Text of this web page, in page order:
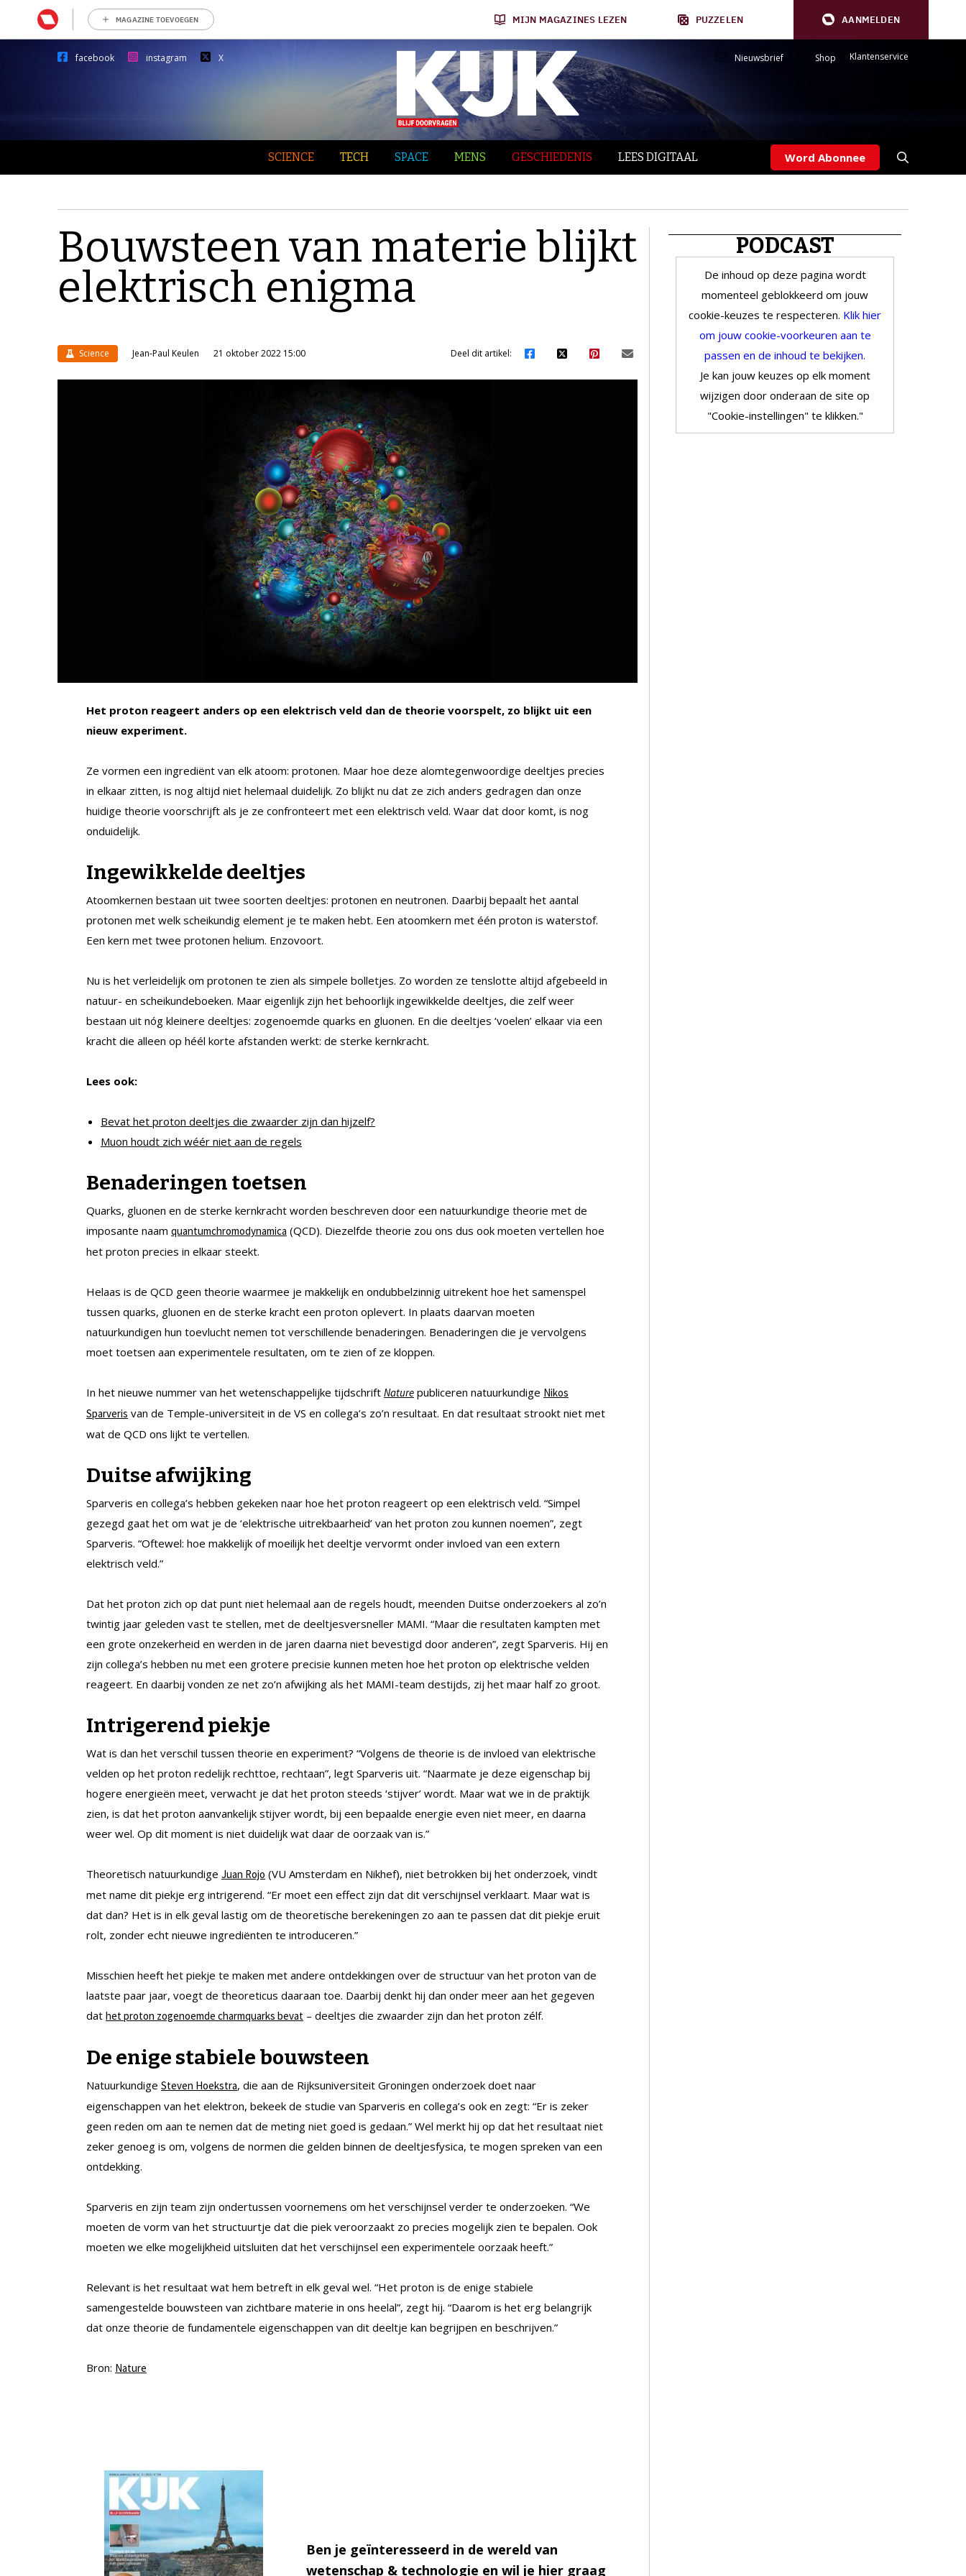
MAGAZINE TOEVOEGEN MIJN MAGAZINES LEZEN PUZZELEN AANMELDEN
facebook instagram X Nieuwsbrief Shop Klantenservice
SCIENCE TECH SPACE MENS GESCHIEDENIS LEES DIGITAAL Word Abonnee
Bouwsteen van materie blijkt
elektrisch enigma
Science Jean-Paul Keulen 21 oktober 2022 15:00 Deel dit artikel:
Het proton reageert anders op een elektrisch veld dan de theorie voorspelt, zo blijkt uit een
nieuw experiment.
Ze vormen een ingrediënt van elk atoom: protonen. Maar hoe deze alomtegenwoordige deeltjes precies
in elkaar zitten, is nog altijd niet helemaal duidelijk. Zo blijkt nu dat ze zich anders gedragen dan onze
huidige theorie voorschrijft als je ze confronteert met een elektrisch veld. Waar dat door komt, is nog
onduidelijk.
Ingewikkelde deeltjes
Atoomkernen bestaan uit twee soorten deeltjes: protonen en neutronen. Daarbij bepaalt het aantal
protonen met welk scheikundig element je te maken hebt. Een atoomkern met één proton is waterstof.
Een kern met twee protonen helium. Enzovoort.
Nu is het verleidelijk om protonen te zien als simpele bolletjes. Zo worden ze tenslotte altijd afgebeeld in
natuur- en scheikundeboeken. Maar eigenlijk zijn het behoorlijk ingewikkelde deeltjes, die zelf weer
bestaan uit nóg kleinere deeltjes: zogenoemde quarks en gluonen. En die deeltjes ‘voelen’ elkaar via een
kracht die alleen op héél korte afstanden werkt: de sterke kernkracht.
Lees ook:
Bevat het proton deeltjes die zwaarder zijn dan hijzelf?
Muon houdt zich wéér niet aan de regels
Benaderingen toetsen
Quarks, gluonen en de sterke kernkracht worden beschreven door een natuurkundige theorie met de
imposante naam quantumchromodynamica (QCD). Diezelfde theorie zou ons dus ook moeten vertellen hoe
het proton precies in elkaar steekt.
Helaas is de QCD geen theorie waarmee je makkelijk en ondubbelzinnig uitrekent hoe het samenspel
tussen quarks, gluonen en de sterke kracht een proton oplevert. In plaats daarvan moeten
natuurkundigen hun toevlucht nemen tot verschillende benaderingen. Benaderingen die je vervolgens
moet toetsen aan experimentele resultaten, om te zien of ze kloppen.
In het nieuwe nummer van het wetenschappelijke tijdschrift Nature publiceren natuurkundige Nikos
Sparveris van de Temple-universiteit in de VS en collega’s zo’n resultaat. En dat resultaat strookt niet met
wat de QCD ons lijkt te vertellen.
Duitse afwijking
Sparveris en collega’s hebben gekeken naar hoe het proton reageert op een elektrisch veld. “Simpel
gezegd gaat het om wat je de ‘elektrische uitrekbaarheid’ van het proton zou kunnen noemen”, zegt
Sparveris. “Oftewel: hoe makkelijk of moeilijk het deeltje vervormt onder invloed van een extern
elektrisch veld.”
Dat het proton zich op dat punt niet helemaal aan de regels houdt, meenden Duitse onderzoekers al zo’n
twintig jaar geleden vast te stellen, met de deeltjesversneller MAMI. “Maar die resultaten kampten met
een grote onzekerheid en werden in de jaren daarna niet bevestigd door anderen”, zegt Sparveris. Hij en
zijn collega’s hebben nu met een grotere precisie kunnen meten hoe het proton op elektrische velden
reageert. En daarbij vonden ze net zo’n afwijking als het MAMI-team destijds, zij het maar half zo groot.
Intrigerend piekje
Wat is dan het verschil tussen theorie en experiment? “Volgens de theorie is de invloed van elektrische
velden op het proton redelijk rechttoe, rechtaan”, legt Sparveris uit. “Naarmate je deze eigenschap bij
hogere energieën meet, verwacht je dat het proton steeds ‘stijver’ wordt. Maar wat we in de praktijk
zien, is dat het proton aanvankelijk stijver wordt, bij een bepaalde energie even niet meer, en daarna
weer wel. Op dit moment is niet duidelijk wat daar de oorzaak van is.”
Theoretisch natuurkundige Juan Rojo (VU Amsterdam en Nikhef), niet betrokken bij het onderzoek, vindt
met name dit piekje erg intrigerend. “Er moet een effect zijn dat dit verschijnsel verklaart. Maar wat is
dat dan? Het is in elk geval lastig om de theoretische berekeningen zo aan te passen dat dit piekje eruit
rolt, zonder echt nieuwe ingrediënten te introduceren.”
Misschien heeft het piekje te maken met andere ontdekkingen over de structuur van het proton van de
laatste paar jaar, voegt de theoreticus daaraan toe. Daarbij denkt hij dan onder meer aan het gegeven
dat het proton zogenoemde charmquarks bevat – deeltjes die zwaarder zijn dan het proton zélf.
De enige stabiele bouwsteen
Natuurkundige Steven Hoekstra, die aan de Rijksuniversiteit Groningen onderzoek doet naar
eigenschappen van het elektron, bekeek de studie van Sparveris en collega’s ook en zegt: “Er is zeker
geen reden om aan te nemen dat de meting niet goed is gedaan.” Wel merkt hij op dat het resultaat niet
zeker genoeg is om, volgens de normen die gelden binnen de deeltjesfysica, te mogen spreken van een
ontdekking.
Sparveris en zijn team zijn ondertussen voornemens om het verschijnsel verder te onderzoeken. “We
moeten de vorm van het structuurtje dat die piek veroorzaakt zo precies mogelijk zien te bepalen. Ook
moeten we elke mogelijkheid uitsluiten dat het verschijnsel een experimentele oorzaak heeft.”
Relevant is het resultaat wat hem betreft in elk geval wel. “Het proton is de enige stabiele
samengestelde bouwsteen van zichtbare materie in ons heelal”, zegt hij. “Daarom is het erg belangrijk
dat onze theorie de fundamentele eigenschappen van dit deeltje kan begrijpen en beschrijven.”
Bron: Nature
Ben je geïnteresseerd in de wereld van
wetenschap & technologie en wil je hier graag
PODCAST
De inhoud op deze pagina wordt
momenteel geblokkeerd om jouw
cookie-keuzes te respecteren. Klik hier
om jouw cookie-voorkeuren aan te
passen en de inhoud te bekijken.
Je kan jouw keuzes op elk moment
wijzigen door onderaan de site op
"Cookie-instellingen" te klikken."